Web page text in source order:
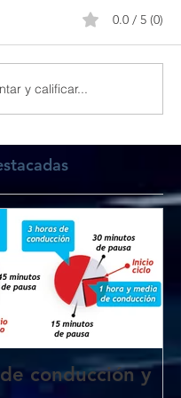
0.0 / 5 (0)
y calificar...
conducción y